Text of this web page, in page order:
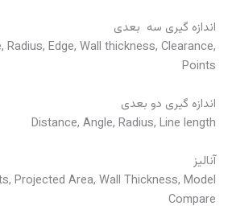
اندازه گیری سه بعدی
Radius, Edge, Wall thickness, Clearance,
Points
اندازه گیری دو بعدی
Distance, Angle, Radius, Line length
آنالیز
Projected Area, Wall Thickness, Model
Compare